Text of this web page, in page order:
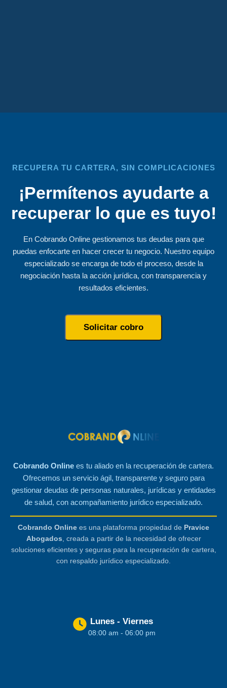
RECUPERA TU CARTERA, SIN COMPLICACIONES
¡Permítenos ayudarte a
recuperar lo que es tuyo!
En Cobrando Online gestionamos tus deudas para que
puedas enfocarte en hacer crecer tu negocio. Nuestro equipo
especializado se encarga de todo el proceso, desde la
negociación hasta la acción jurídica, con transparencia y
resultados eficientes.
Solicitar cobro
Cobrando Online es tu aliado en la recuperación de cartera.
Ofrecemos un servicio ágil, transparente y seguro para
gestionar deudas de personas naturales, jurídicas y entidades
de salud, con acompañamiento jurídico especializado.
Cobrando Online es una plataforma propiedad de Pravice
Abogados , creada a partir de la necesidad de ofrecer
soluciones eficientes y seguras para la recuperación de cartera,
con respaldo jurídico especializado.
Lunes - Viernes
08:00 am - 06:00 pm